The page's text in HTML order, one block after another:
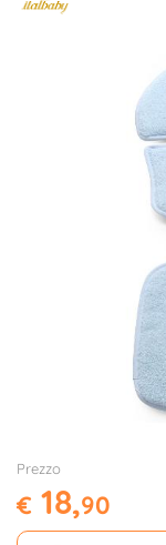
Prezzo
€ 18,90